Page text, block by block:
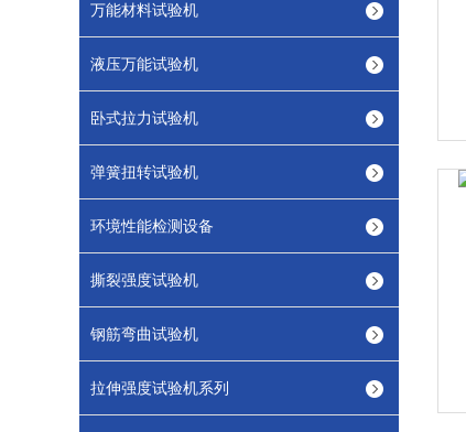
万能材料试验机
液压万能试验机
卧式拉力试验机
弹簧扭转试验机
环境性能检测设备
撕裂强度试验机
钢筋弯曲试验机
拉伸强度试验机系列